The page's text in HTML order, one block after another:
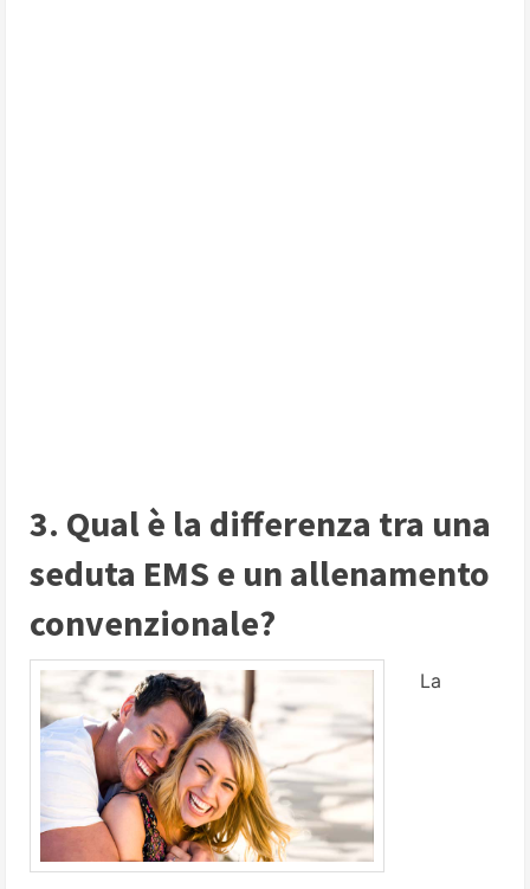
3. Qual è la differenza tra una
seduta EMS e un allenamento
convenzionale?
La